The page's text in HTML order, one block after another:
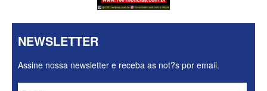
NEWSLETTER
Assine nossa newsletter e receba as not?s por email.